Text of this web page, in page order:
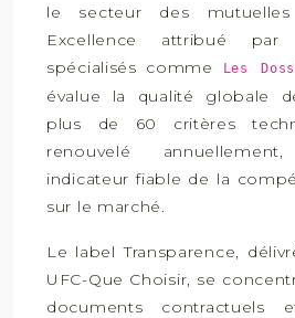
le secteur des
Excellence attribué par
spécialisés comme
Les
évalue la qualité globale
plus de 60 critères
renouvelé
indicateur fiable de la
sur le marché.
Le label Transparence,
UFC-Que Choisir, se
documents